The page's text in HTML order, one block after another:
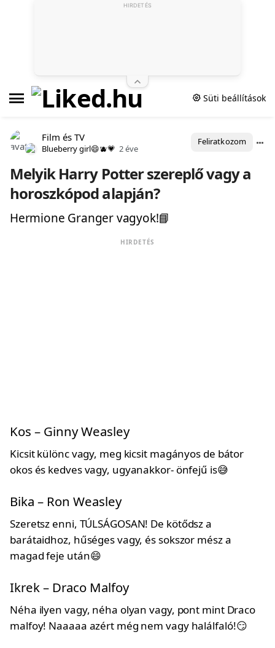
Süti beállítások
Film és TV
Blueberry girl😄🫐💗 2 éve
Feliratkozom
Melyik Harry Potter szereplő vagy a
horoszkópod alapján?
Hermione Granger vagyok!📘
HIRDETÉS
Kos – Ginny Weasley
Kicsit különc vagy, meg kicsit magányos de bátor
okos és kedves vagy, ugyanakkor- önfejű is😅
Bika – Ron Weasley
Szeretsz enni, TÚLSÁGOSAN! De kötődsz a
barátaidhoz, hűséges vagy, és sokszor mész a
magad feje után😄
Ikrek – Draco Malfoy
Néha ilyen vagy, néha olyan vagy, pont mint Draco
malfoy! Naaaaa azért még nem vagy halálfaló!😏
HIRDETÉS